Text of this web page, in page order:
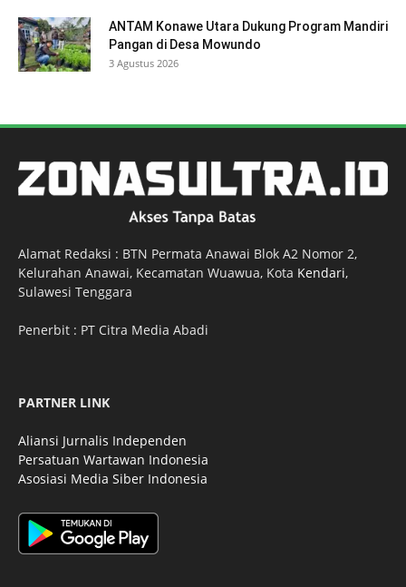
ANTAM Konawe Utara Dukung Program Mandiri
Pangan di Desa Mowundo
3 Agustus 2026
Alamat Redaksi : BTN Permata Anawai Blok A2 Nomor 2,
Kelurahan Anawai, Kecamatan Wuawua, Kota Kendari,
Sulawesi Tenggara
Penerbit : PT Citra Media Abadi
PARTNER LINK
Aliansi Jurnalis Independen
Persatuan Wartawan Indonesia
Asosiasi Media Siber Indonesia